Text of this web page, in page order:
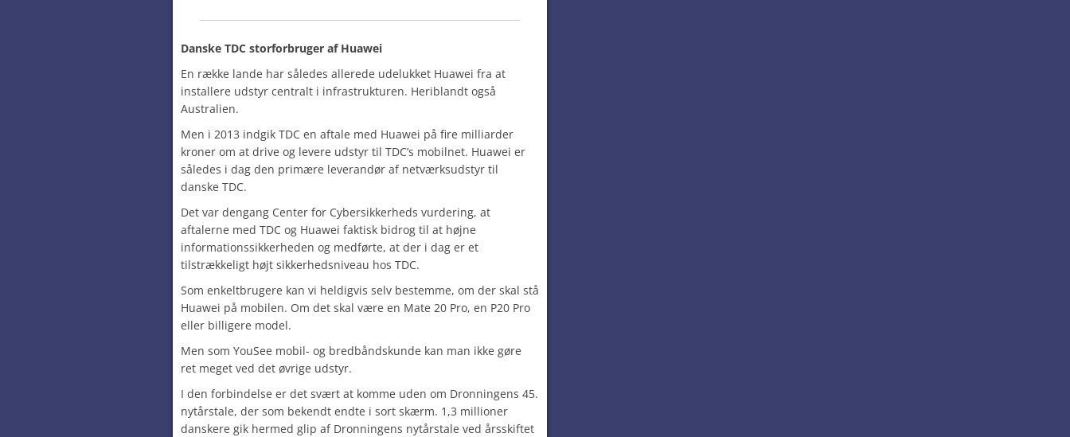
Danske TDC storforbruger af Huawei
En række lande har således allerede udelukket Huawei fra at
installere udstyr centralt i infrastrukturen. Heriblandt også
Australien.
Men i 2013 indgik TDC en aftale med Huawei på fire milliarder
kroner om at drive og levere udstyr til TDC’s mobilnet. Huawei er
således i dag den primære leverandør af netværksudstyr til
danske TDC.
Det var dengang Center for Cybersikkerheds vurdering, at
aftalerne med TDC og Huawei faktisk bidrog til at højne
informationssikkerheden og medførte, at der i dag er et
tilstrækkeligt højt sikkerhedsniveau hos TDC.
Som enkeltbrugere kan vi heldigvis selv bestemme, om der skal stå
Huawei på mobilen. Om det skal være en Mate 20 Pro, en P20 Pro
eller billigere model.
Men som YouSee mobil- og bredbåndskunde kan man ikke gøre
ret meget ved det øvrige udstyr.
I den forbindelse er det svært at komme uden om Dronningens 45.
nytårstale, der som bekendt endte i sort skærm. 1,3 millioner
danskere gik hermed glip af Dronningens nytårstale ved årsskiftet